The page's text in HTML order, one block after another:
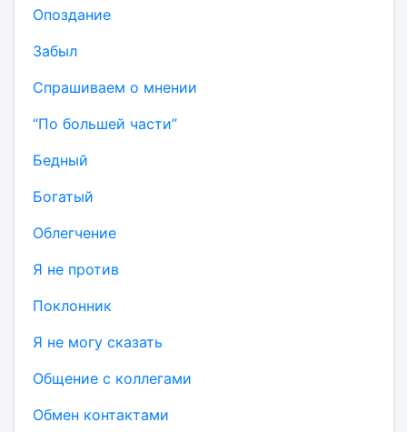
Опоздание
Забыл
Спрашиваем о мнении
“По большей части”
Бедный
Богатый
Облегчение
Я не против
Поклонник
Я не могу сказать
Общение с коллегами
Обмен контактами